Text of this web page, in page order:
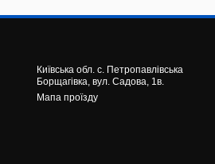
Київська обл. с. Петропавлівська
Борщагівка, вул. Садова, 1в.
Мапа проїзду